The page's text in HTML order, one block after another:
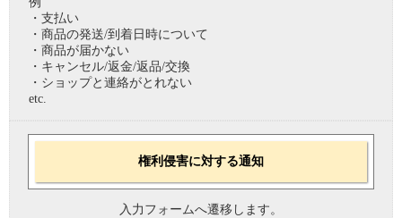
・支払い
・商品の発送/到着日時について
・商品が届かない
・キャンセル/返金/返品/交換
・ショップと連絡がとれない
etc.
権利侵害に対する通知
入力フォームへ遷移します。